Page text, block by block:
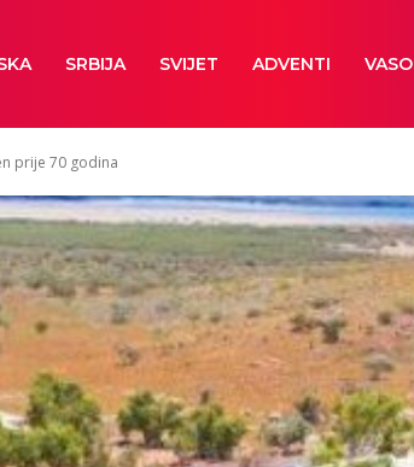
SRBIJA SVIJET ADVENTI
prije 70 godina